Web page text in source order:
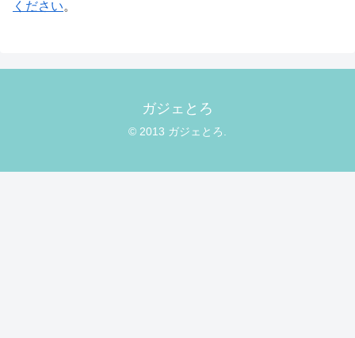
ください。
ガジェとろ
© 2013 ガジェとろ.